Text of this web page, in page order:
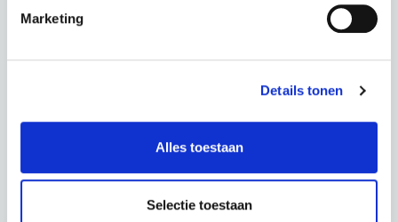
Marketing
Details tonen
Alles toestaan
Selectie toestaan
Periode
60 Maanden
Totaal
€ 114,05 p.m.
CONFIGURATIE OPSLAAN